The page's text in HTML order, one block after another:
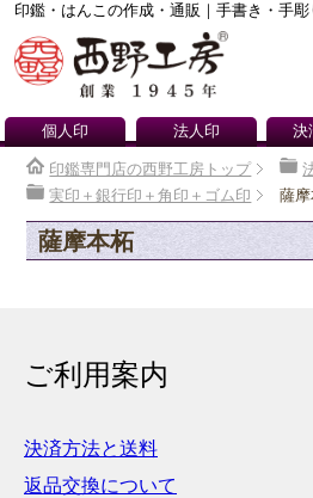
印鑑・はんこの作成・通販｜手書き・手
個人印 法人印 決
印鑑専門店の西野工房トップ
実印＋銀行印＋角印＋ゴム印
薩
薩摩本柘
ご利用案内
決済方法と送料
返品交換について